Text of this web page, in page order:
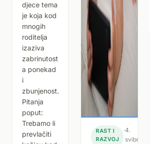
djece tema
je koja kod
mnogih
roditelja
izaziva
zabrinutost,
a ponekad
i
zbunjenost.
Pitanja
poput:
Trebamo li
prevlačiti
RAST I
RAZVOJ
·4.
svibnja